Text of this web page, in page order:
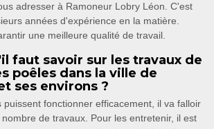
adresser à Ramoneur Lobry Léon. C'est
années d'expérience en la matière.
une meilleure qualité de travail.
faut savoir sur les travaux de
poêles dans la ville de
ses environs ?
puissent fonctionner efficacement, il va falloir
de travaux. Pour les entretenir, il est